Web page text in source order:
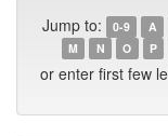
Jump to: 0-9 A
M
N O P
or enter first few